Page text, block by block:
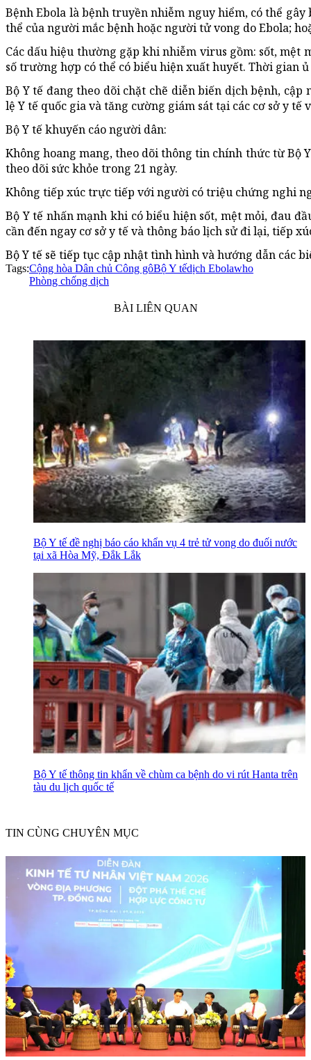
Bệnh Ebola là bệnh truyền nhiễm nguy hiểm, có thể
thể của người mắc bệnh hoặc người tử vong do Ebola;
Các dấu hiệu thường gặp khi nhiễm virus gồm: sốt, mệt
số trường hợp có thể có biểu hiện xuất huyết. Thời gian
Bộ Y tế đang theo dõi chặt chẽ diễn biến dịch bệnh,
lệ Y tế quốc gia và tăng cường giám sát tại các cơ sở y tế
Bộ Y tế khuyến cáo người dân:
Không hoang mang, theo dõi thông tin chính thức từ Bộ
theo dõi sức khỏe trong 21 ngày.
Không tiếp xúc trực tiếp với người có triệu chứng nghi
Bộ Y tế nhấn mạnh khi có biểu hiện sốt, mệt mỏi, đau
cần đến ngay cơ sở y tế và thông báo lịch sử đi lại, tiếp
Bộ Y tế sẽ tiếp tục cập nhật tình hình và hướng dẫn các
Tags:Cộng hòa Dân chủ Công gôBộ Y tếdịch Ebolawho
Phòng chống dịch
BÀI LIÊN QUAN
Bộ Y tế đề nghị báo cáo khẩn vụ 4 trẻ tử vong do đuối nước
tại xã Hòa Mỹ, Đắk Lắk
Bộ Y tế thông tin khẩn về chùm ca bệnh do vi rút Hanta trên
tàu du lịch quốc tế
TIN CÙNG CHUYÊN MỤC